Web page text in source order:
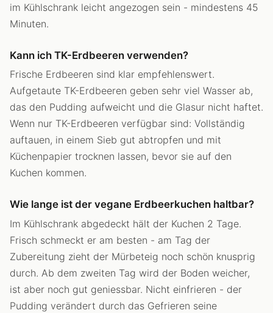
im Kühlschrank leicht angezogen sein - mindestens 45
Minuten.
Kann ich TK-Erdbeeren verwenden?
Frische Erdbeeren sind klar empfehlenswert.
Aufgetaute TK-Erdbeeren geben sehr viel Wasser ab,
das den Pudding aufweicht und die Glasur nicht haftet.
Wenn nur TK-Erdbeeren verfügbar sind: Vollständig
auftauen, in einem Sieb gut abtropfen und mit
Küchenpapier trocknen lassen, bevor sie auf den
Kuchen kommen.
Wie lange ist der vegane Erdbeerkuchen haltbar?
Im Kühlschrank abgedeckt hält der Kuchen 2 Tage.
Frisch schmeckt er am besten - am Tag der
Zubereitung zieht der Mürbeteig noch schön knusprig
durch. Ab dem zweiten Tag wird der Boden weicher,
ist aber noch gut geniessbar. Nicht einfrieren - der
Pudding verändert durch das Gefrieren seine